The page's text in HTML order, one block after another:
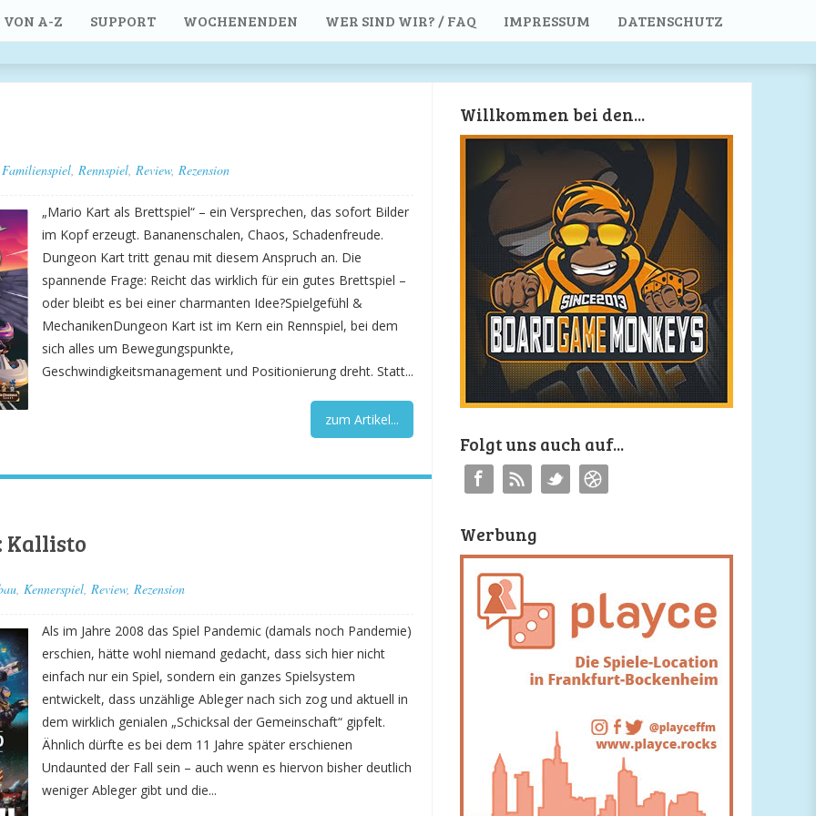
VON A-Z SUPPORT WOCHENENDEN WER SIND WIR? / FAQ IMPRESSUM DATENSCHUTZ
Familienspiel, Rennspiel, Review, Rezension
„Mario Kart als Brettspiel“ – ein Versprechen, das sofort Bilder
im Kopf erzeugt. Bananenschalen, Chaos, Schadenfreude.
Dungeon Kart tritt genau mit diesem Anspruch an. Die
spannende Frage: Reicht das wirklich für ein gutes Brettspiel –
oder bleibt es bei einer charmanten Idee?Spielgefühl &
MechanikenDungeon Kart ist im Kern ein Rennspiel, bei dem
sich alles um Bewegungspunkte,
Geschwindigkeitsmanagement und Positionierung dreht. Statt...
zum Artikel...
Kallisto
, Kennerspiel, Review, Rezension
Als im Jahre 2008 das Spiel Pandemic (damals noch Pandemie)
erschien, hätte wohl niemand gedacht, dass sich hier nicht
einfach nur ein Spiel, sondern ein ganzes Spielsystem
entwickelt, dass unzählige Ableger nach sich zog und aktuell in
dem wirklich genialen „Schicksal der Gemeinschaft“ gipfelt.
Ähnlich dürfte es bei dem 11 Jahre später erschienen
Undaunted der Fall sein – auch wenn es hiervon bisher deutlich
weniger Ableger gibt und die...
Willkommen bei den...
Folgt uns auch auf...
Werbung